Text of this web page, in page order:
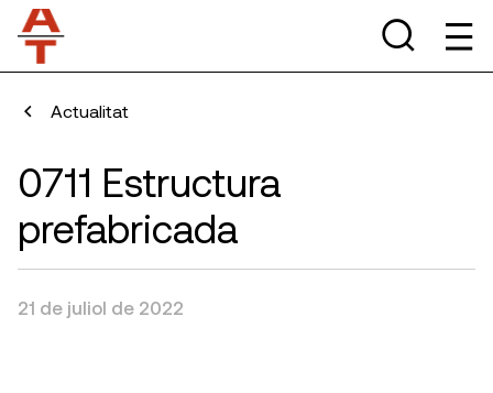
Actualitat
0711 Estructura
prefabricada
21 de juliol de 2022